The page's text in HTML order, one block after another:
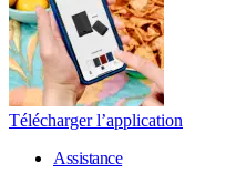
Télécharger l’application
Assistance